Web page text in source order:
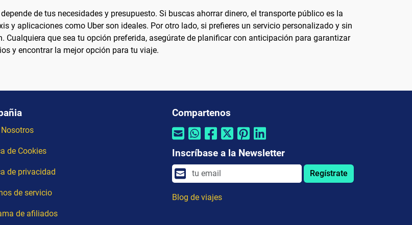
de tus necesidades y presupuesto. Si buscas ahorrar dinero, el transporte público es la
y aplicaciones como Uber son ideales. Por otro lado, si prefieres un servicio personalizado y sin
Cualquiera que sea tu opción preferida, asegúrate de planificar con anticipación para garantizar
y encontrar la mejor opción para tu viaje.
de Cookies
de privacidad
de servicio
de afiliados
Compartenos
Inscríbase a la Newsletter
Regístrate
Blog de viajes